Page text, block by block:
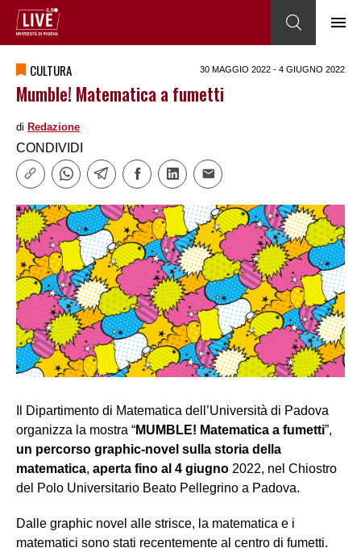
CULTURA 30 MAGGIO 2022 - 4 GIUGNO 2022
Mumble! Matematica a fumetti
di Redazione
CONDIVIDI
Il Dipartimento di Matematica dell’Università di Padova
organizza la mostra “MUMBLE! Matematica a fumetti”,
un percorso graphic-novel sulla storia della
matematica, aperta fino al 4 giugno 2022, nel Chiostro
del Polo Universitario Beato Pellegrino a Padova.
Dalle graphic novel alle strisce, la matematica e i
matematici sono stati recentemente al centro di fumetti.